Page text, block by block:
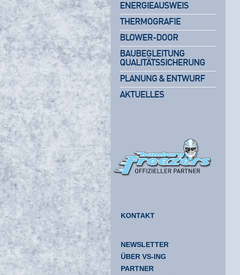
ENERGIEAUSWEIS
THERMOGRAFIE
BLOWER-DOOR
BAUBEGLEITUNG
QUALITÄTSSICHERUNG
PLANUNG & ENTWURF
AKTUELLES
KONTAKT
NEWSLETTER
ÜBER VS-ING
PARTNER